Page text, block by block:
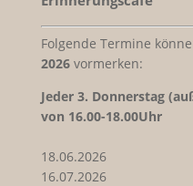
Folgende Termine
2026vormerken:
Jeder 3. Donnerstag
von 16.00-18.00Uhr
18.06.2026
16.07.2026